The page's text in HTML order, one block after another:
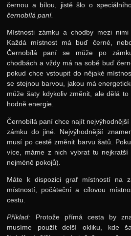
černou a bílou, jistě šlo o
černobílá paní.
Místnosti zámku a chodby mezi
Každá místnost má buď černé,
Černobílá paní se může po
chodbách a vždy má na sobě buď
pokud chce vstoupit do nějaké
se stejnou barvou, jakou má
může šaty kdykoliv změnit, ale dělá
hodně energie.
Černobílá paní chce najít
zámku do jiné. Nejvýhodnější
musí po cestě změnit barvu šatů.
více, máme z nich vybrat tu
nejméně pokojů).
Máte k dispozici graf místností na
místností, počáteční a cílovou
cestu.
Příklad: Protože přímá cesta by
musíme použít delší okliku, kde